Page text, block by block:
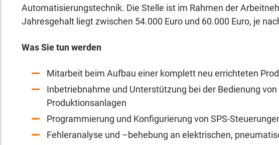
Automatisierungstechnik. Die Stelle ist im Rahmen der
Jahresgehalt liegt zwischen 54.000 Euro und 60.000 Euro, je
Was Sie tun werden
Mitarbeit beim Aufbau einer komplett neu errichteten
Inbetriebnahme und Unterstützung bei der Bedienung
Produktionsanlagen
Programmierung und Konfigurierung von SPS-
Fehleranalyse und –behebung an elektrischen,